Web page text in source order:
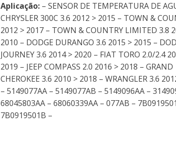
Aplicação: – SENSOR DE TEMPERATURA DE
CHRYSLER 300C 3.6 2012 > 2015 – TOWN &
2012 > 2017 – TOWN & COUNTRY LIMITED 3.8
2010 – DODGE DURANGO 3.6 2015 > 2015 –
JOURNEY 3.6 2014 > 2020 – FIAT TORO 2.0/2.4
2019 – JEEP COMPASS 2.0 2016 > 2018 – GRAND
CHEROKEE 3.6 2010 > 2018 – WRANGLER 3.6
– 5149077AA – 5149077AB – 5149096AA –
68045803AA – 68060339AA – 077AB –
7B0919501B –